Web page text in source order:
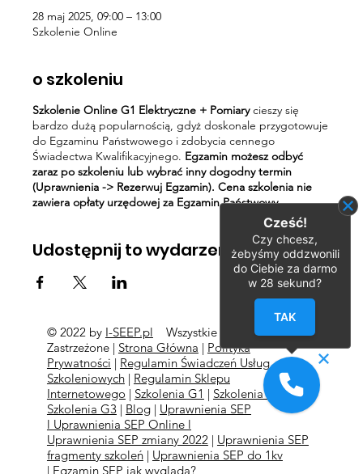
28 maj 2025, 09:00 – 13:00
Szkolenie Online
o szkoleniu
Szkolenie Online G1 Elektryczne + Pomiarycieszy się
bardzo dużą popularnością, gdyż doskonale przygotowuje
do Egzaminu Państwowego i zdobycia cennego
Świadectwa Kwalifikacyjnego. Egzamin możesz odbyć
zaraz po szkoleniu lub wybrać inny dogodny termin
(Uprawnienia -> Rezerwuj Egzamin). Cena szkolenia nie
zawiera opłaty urzędowej za Egzamin Państwowy.
Udostępnij to wydarzenie
© 2022 by I-SEEP.pl
Wszystkie Prawa
Zastrzeżone | Strona Główna | Polityka
Prywatności | Regulamin Świadczeń Usług
Szkoleniowych| Regulamin Sklepu
Internetowego | Szkolenia G1 | Szkolenia G2
l
Szkolenia G3 | Blog| Uprawnienia SEP
l Uprawnienia SEP Online l
Uprawnienia SEP zmiany 2022 | Uprawnienia SEP
fragmenty szkoleń | Uprawnienia SEP do 1kv
| Egzamin SEP jak wygląda?
Cześć!
Czy chcesz,
żebyśmy oddzwonili
do Ciebie za darmo
w 28 sekund?
TAK